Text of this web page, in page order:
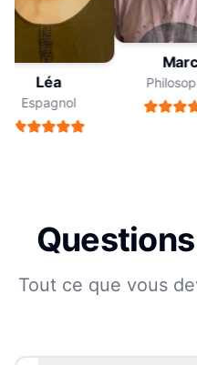
Léa
Espagnol
Marc
Questions
Tout ce que vous